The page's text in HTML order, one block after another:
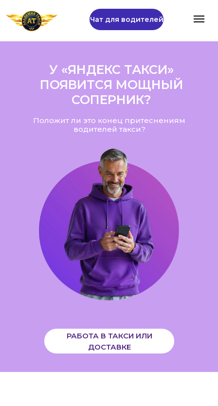
Чат для водителей
У «ЯНДЕКС ТАКСИ»
ПОЯВИТСЯ МОЩНЫЙ
СОПЕРНИК?
Положит ли это конец притеснениям
водителей такси?
РАБОТА В ТАКСИ ИЛИ
ДОСТАВКЕ